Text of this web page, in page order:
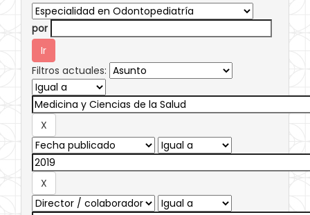
por
Filtros actuales: